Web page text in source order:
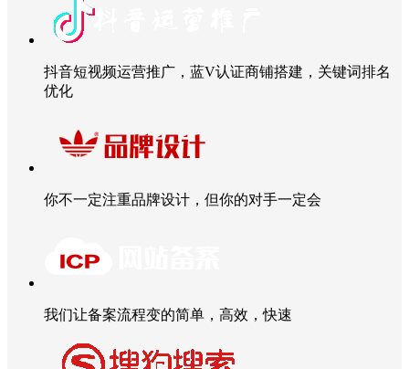
抖音短视频运营推广，蓝V认证商铺搭建，关键词排名
优化
你不一定注重品牌设计，但你的对手一定会
我们让备案流程变的简单，高效，快速